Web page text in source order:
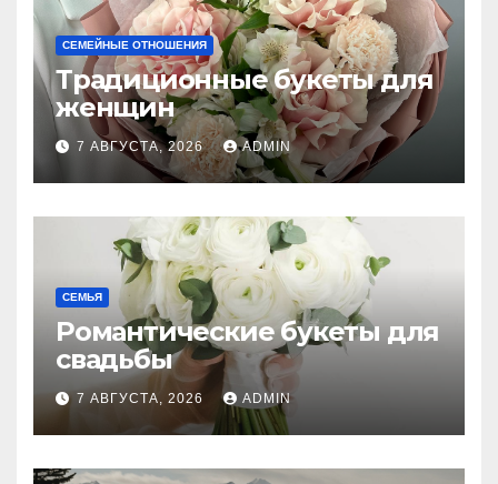
СЕМЕЙНЫЕ ОТНОШЕНИЯ
Традиционные букеты для
женщин
7 АВГУСТА, 2026 ADMIN
СЕМЬЯ
Романтические букеты для
свадьбы
7 АВГУСТА, 2026 ADMIN